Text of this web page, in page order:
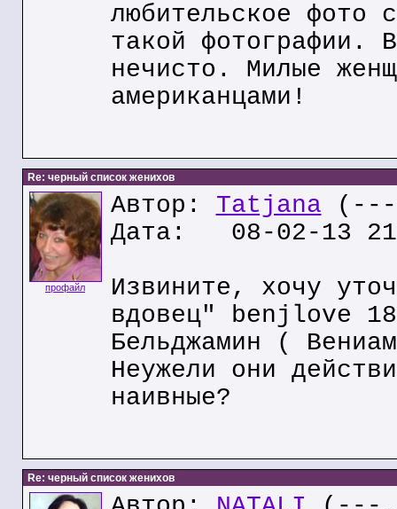
любительское фото
такой фотографии.
нечисто. Милые
американцами!
Re: черный список женихов
профайл
Автор: Tatjana (---
Дата: 08-02-13
Извините, хочу
вдовец" benjlove
Бельджамин (
Неужели они
наивные?
Re: черный список женихов